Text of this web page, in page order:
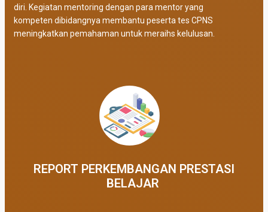
diri. Kegiatan mentoring dengan para mentor yang
kompeten dibidangnya membantu peserta tes CPNS
meningkatkan pemahaman untuk meraihs kelulusan.
REPORT PERKEMBANGAN PRESTASI
BELAJAR ​